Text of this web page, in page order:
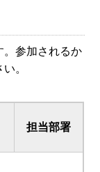
。参加されるか
。
担当部署